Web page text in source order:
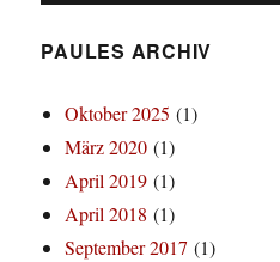
PAULES ARCHIV
Oktober 2025 (1)
März 2020 (1)
April 2019 (1)
April 2018 (1)
September 2017 (1)